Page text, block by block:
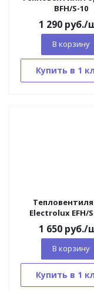
BFH/S-10
1 290руб./
В корзину
Купить в 1
Electrolux EFH/
1 650руб./
В корзину
Купить в 1